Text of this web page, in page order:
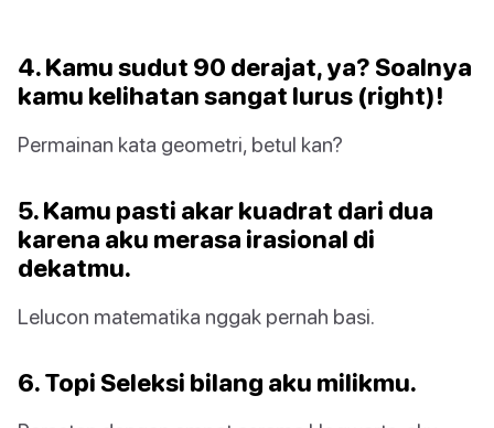
4. Kamu sudut 90 derajat, ya? Soalnya
kamu kelihatan sangat lurus (right)!
Permainan kata geometri, betul kan?
5. Kamu pasti akar kuadrat dari dua
karena aku merasa irasional di
dekatmu.
Lelucon matematika nggak pernah basi.
6. Topi Seleksi bilang aku milikmu.